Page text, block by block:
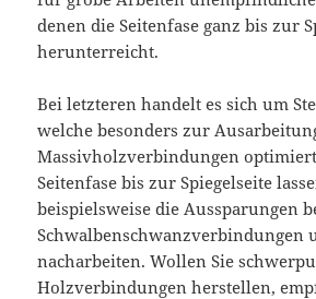
denen die Seitenfase ganz bis zur
herunterreicht.
Bei letzteren handelt es sich um
welche besonders zur
Massivholzverbindungen
Seitenfase bis zur Spiegelseite
beispielsweise die Aussparungen
Schwalbenschwanzverbindungen
nacharbeiten. Wollen Sie
Holzverbindungen herstellen,